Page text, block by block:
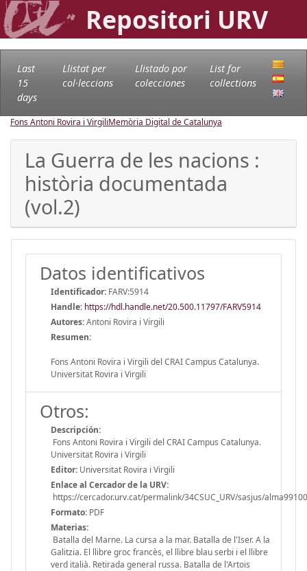
Repositori URV
Last
15
days
Llistat per
col·leccions
Llistado por
colecciones
List for
collections
Fons Antoni Rovira i VirgiliMemòria Digital de Catalunya
La Guerra de les nacions :
història documentada
(vol.2)
Datos identificativos
Identificador: FARV:5914
Handle: https://hdl.handle.net/20.500.11797/FARV5914
Autores:Antoni Rovira i Virgili
Resumen:
Fons Antoni Rovira i Virgili del CRAI Campus Catalunya.
Universitat Rovira i Virgili
Otros:
Descripción:
Fons Antoni Rovira i Virgili del CRAI Campus Catalunya.
Universitat Rovira i Virgili
Editor: Universitat Rovira i Virgili
Enlace al Cercador de la URV:
https://cercador.urv.cat/permalink/34CSUC_URV/sasjus/
Formato: PDF
Materias:
Batalla del Marne. La cursa a la mar. Batalla de l'Iser. A la
Galitzia. El llibre groc francès, el llibre blau serbi i el llibre
verd italià. Retirada general russa. Batalla de l'Artois